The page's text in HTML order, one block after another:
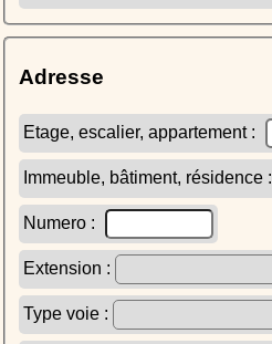
Adresse
Etage, escalier, appartement :
Immeuble, bâtiment, résidence :
Numero :
Extension :
Type voie :